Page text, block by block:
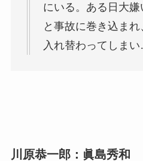
にいる。ある日大
と事故に巻き込ま
入れ替わってしま
川原恭一郎：眞島秀和